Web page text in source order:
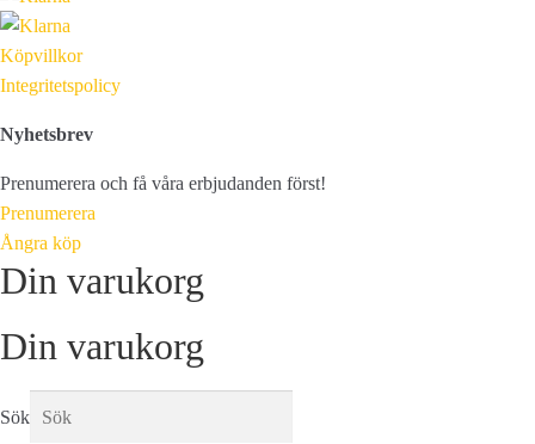
Köpvillkor
Integritetspolicy
Nyhetsbrev
Prenumerera och få våra erbjudanden först!
Prenumerera
Ångra köp
Din varukorg
Din varukorg
Sök